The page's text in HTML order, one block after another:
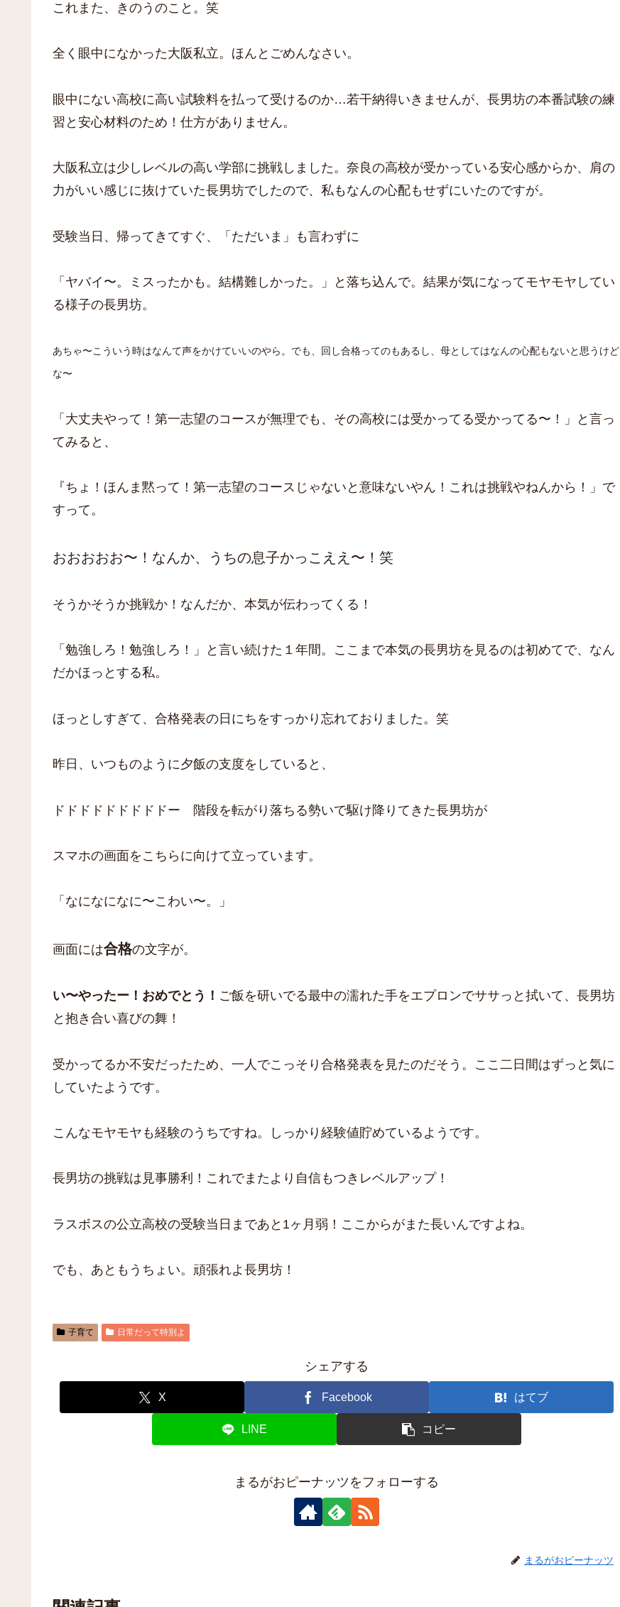
これまた、きのうのこと。笑
全く眼中になかった大阪私立。ほんとごめんなさい。
眼中にない高校に高い試験料を払って受けるのか…若干納得いきませんが、長男坊の本番試験の練
習と安心材料のため！仕方がありません。
大阪私立は少しレベルの高い学部に挑戦しました。奈良の高校が受かっている安心感からか、肩の
力がいい感じに抜けていた長男坊でしたので、私もなんの心配もせずにいたのですが。
受験当日、帰ってきてすぐ、「ただいま」も言わずに
「ヤバイ〜。ミスったかも。結構難しかった。」と落ち込んで。結果が気になってモヤモヤしてい
る様子の長男坊。
あちゃ〜こういう時はなんて声をかけていいのやら。でも、回し合格ってのもあるし、母としてはなんの心配もないと思うけど
な〜
「大丈夫やって！第一志望のコースが無理でも、その高校には受かってる受かってる〜！」と言っ
てみると、
『ちょ！ほんま黙って！第一志望のコースじゃないと意味ないやん！これは挑戦やねんから！」で
すって。
おおおおお〜！なんか、うちの息子かっこええ〜！笑
そうかそうか挑戦か！なんだか、本気が伝わってくる！
「勉強しろ！勉強しろ！」と言い続けた１年間。ここまで本気の長男坊を見るのは初めてで、なん
だかほっとする私。
ほっとしすぎて、合格発表の日にちをすっかり忘れておりました。笑
昨日、いつものように夕飯の支度をしていると、
ドドドドドドドドドー 階段を転がり落ちる勢いで駆け降りてきた長男坊が
スマホの画面をこちらに向けて立っています。
「なになになに〜こわい〜。」
画面には合格の文字が。
い〜やったー！おめでとう！ ご飯を研いでる最中の濡れた手をエプロンでササっと拭いて、長男坊
と抱き合い喜びの舞！
受かってるか不安だったため、一人でこっそり合格発表を見たのだそう。ここ二日間はずっと気に
していたようです。
こんなモヤモヤも経験のうちですね。しっかり経験値貯めているようです。
長男坊の挑戦は見事勝利！これでまたより自信もつきレベルアップ！
ラスボスの公立高校の受験当日まであと1ヶ月弱！ここからがまた長いんですよね。
でも、あともうちょい。頑張れよ長男坊！
子育て 日常だって特別よ
シェアする
X Facebook はてブ
LINE コピー
まるがおピーナッツをフォローする
まるがおピーナッツ